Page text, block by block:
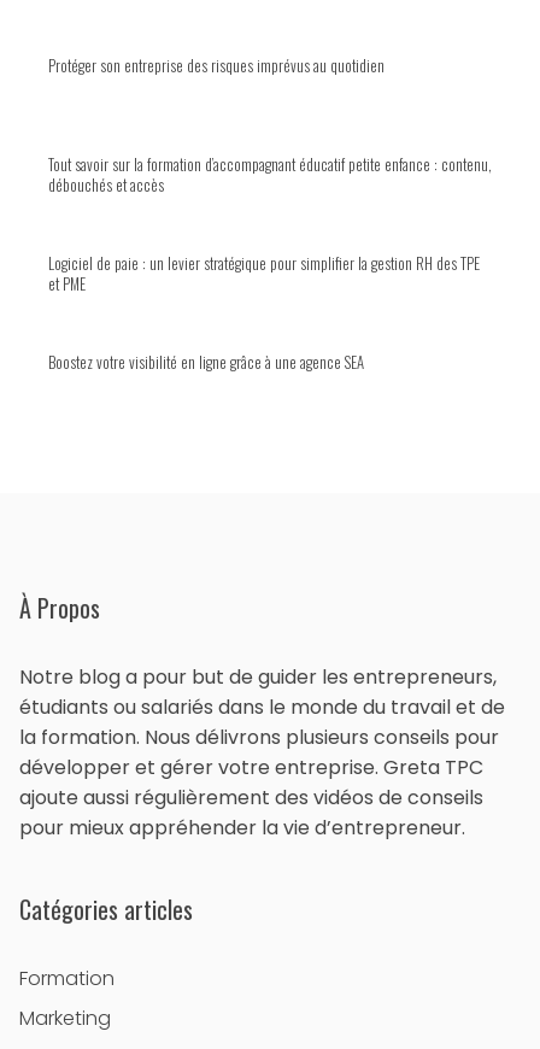
Protéger son entreprise des risques imprévus au quotidien
Tout savoir sur la formation d’accompagnant éducatif petite enfance : contenu,
débouchés et accès
Logiciel de paie : un levier stratégique pour simplifier la gestion RH des TPE
et PME
Boostez votre visibilité en ligne grâce à une agence SEA
À Propos
Notre blog a pour but de guider les entrepreneurs,
étudiants ou salariés dans le monde du travail et de
la formation. Nous délivrons plusieurs conseils pour
développer et gérer votre entreprise. Greta TPC
ajoute aussi régulièrement des vidéos de conseils
pour mieux appréhender la vie d’entrepreneur.
Catégories articles
Formation
Marketing